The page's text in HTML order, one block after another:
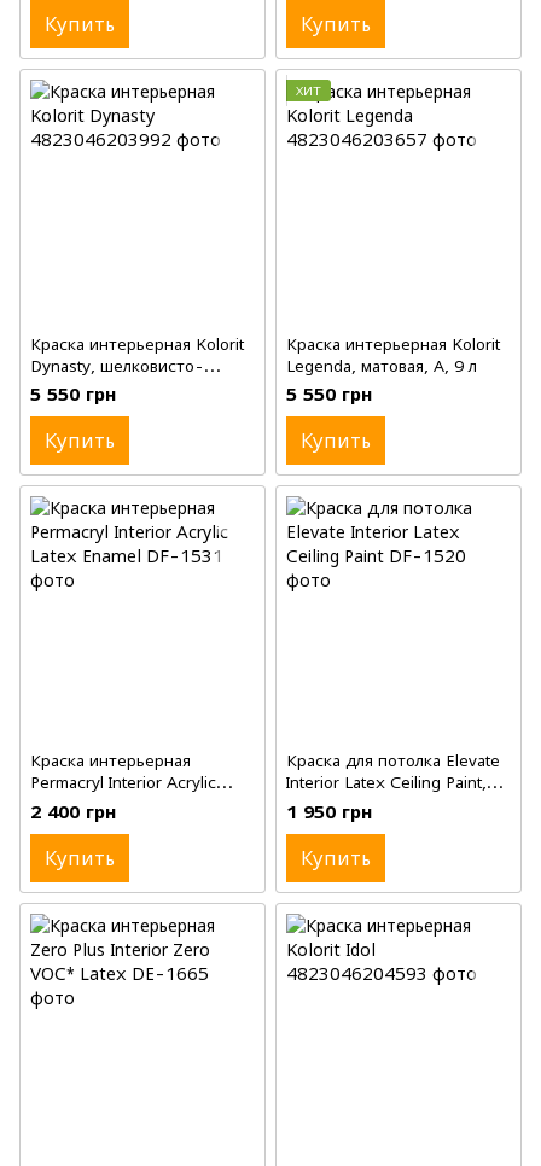
Купить Купить
Краска интерьерная Kolorit
Dynasty, шелковисто-
матовая, A, 9 л
5 550 грн
Купить
ХИТ
Краска интерьерная Kolorit
Legenda, матовая, A, 9 л
5 550 грн
Купить
Краска интерьерная
Permacryl Interior Acrylic
Latex Enamel, Flat, White,
3.78 л (галлон)
2 400 грн
Купить
Краска для потолка Elevate
Interior Latex Ceiling Paint,
Flat, White, 3.78 л (галлон)
1 950 грн
Купить